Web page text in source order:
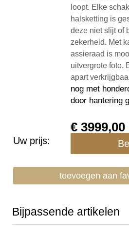
loopt. Elke
halsketting is
deze niet slijt of
zekerheid. Met
assieraad is
uitvergrote foto.
apart
nog met
door hantering
Uw prijs:
€3999,00
toevoegen aan
Bijpassende artikelen